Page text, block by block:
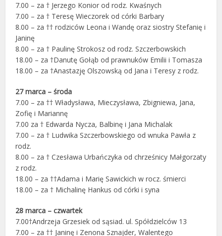
7.00 – za † Jerzego Konior od rodz. Kwaśnych
7.00 – za † Teresę Wieczorek od córki Barbary
8.00 – za †† rodziców Leona i Wandę oraz siostry Stefanię i
Janinę
8.00 – za † Paulinę Strokosz od rodz. Szczerbowskich
18.00 – za †Danutę Gołąb od prawnuków Emilii i Tomasza
18.00 – za †Anastazję Olszowską od Jana i Teresy z rodz.
27 marca – środa
7.00 – za †† Władysława, Mieczysława, Zbigniewa, Jana,
Zofię i Mariannę
7.00 za † Edwarda Nycza, Balbinę i Jana Michalak
7.00 – za † Ludwika Szczerbowskiego od wnuka Pawła z
rodz.
8.00 – za † Czesława Urbańczyka od chrześnicy Małgorzaty
z rodz.
18.00 – za ††Adama i Marię Sawickich w rocz. śmierci
18.00 – za † Michalinę Hankus od córki i syna
28 marca – czwartek
7.00†Andrzeja Grzesiek od sąsiad. ul. Spółdzielców 13
7.00 – za †† Janinę i Zenona Sznajder, Walentego